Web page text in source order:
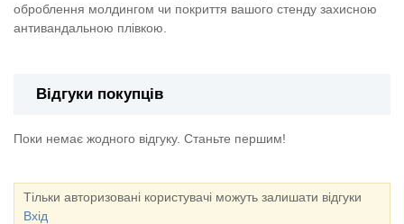
оброблення молдингом чи покриття вашого стенду захисною
антивандальною плівкою.
Відгуки покупців
Поки немає жодного відгуку. Станьте першим!
Тільки авторизовані користувачі можуть залишати відгуки
Вхід